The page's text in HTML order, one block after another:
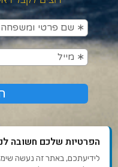
הפרטיות שלכם חשובה